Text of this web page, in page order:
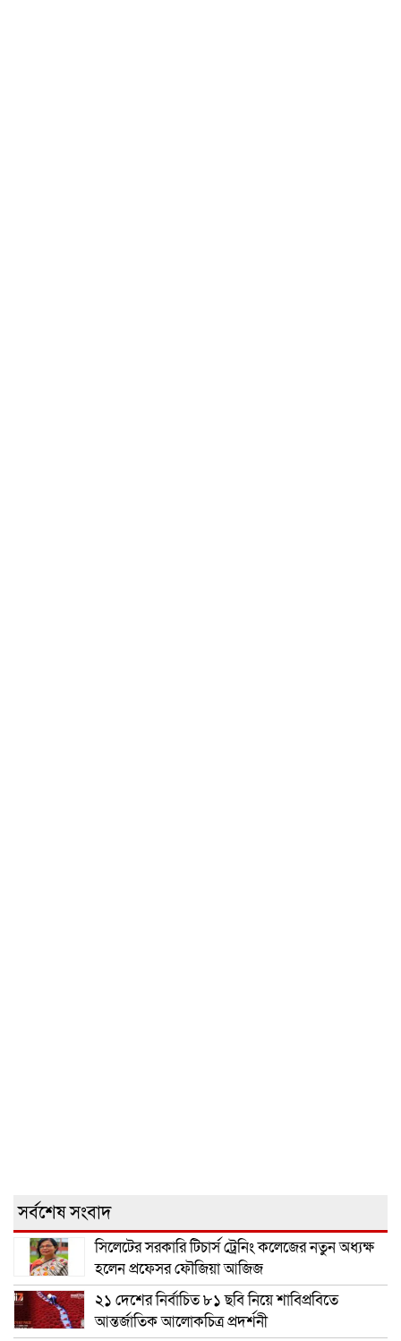
সর্বশেষ সংবাদ
সিলেটের সরকারি টিচার্স ট্রেনিং কলেজের নতুন অধ্যক্ষ
হলেন প্রফেসর ফৌজিয়া আজিজ
২১ দেশের নির্বাচিত ৮১ ছবি নিয়ে শাবিপ্রবিতে
আন্তর্জাতিক আলোকচিত্র প্রদর্শনী